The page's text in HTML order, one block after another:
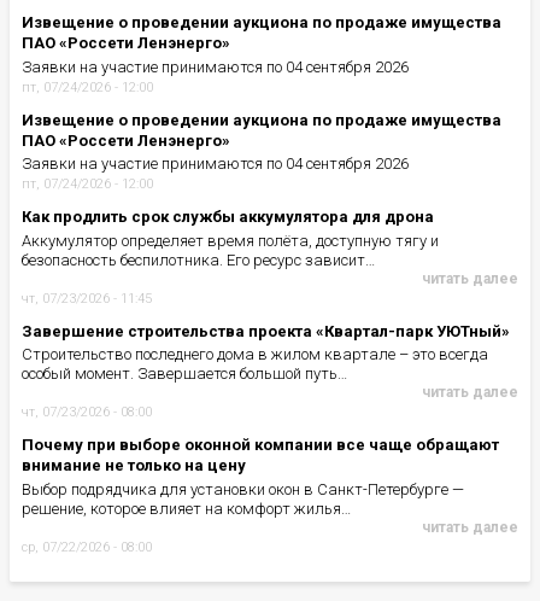
Извещение о проведении аукциона по продаже имущества
ПАО «Россети Ленэнерго»
Заявки на участие принимаются по 04 сентября 2026
пт, 07/24/2026 - 12:00
Извещение о проведении аукциона по продаже имущества
ПАО «Россети Ленэнерго»
Заявки на участие принимаются по 04 сентября 2026
пт, 07/24/2026 - 12:00
Как продлить срок службы аккумулятора для дрона
Аккумулятор определяет время полёта, доступную тягу и
безопасность беспилотника. Его ресурс зависит…
читать далее
чт, 07/23/2026 - 11:45
Завершение строительства проекта «Квартал-парк УЮТный»
Строительство последнего дома в жилом квартале – это всегда
особый момент. Завершается большой путь…
читать далее
чт, 07/23/2026 - 08:00
Почему при выборе оконной компании все чаще обращают
внимание не только на цену
Выбор подрядчика для установки окон в Санкт-Петербурге —
решение, которое влияет на комфорт жилья…
читать далее
ср, 07/22/2026 - 08:00